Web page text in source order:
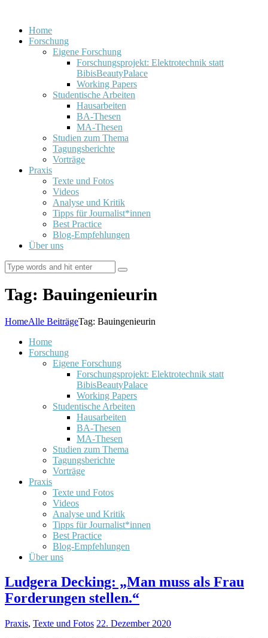
Home
Forschung
Eigene Forschung
Forschungsprojekt: Elektrotechnik statt
BibisBeautyPalace
Working Papers
Studentische Arbeiten
Hausarbeiten
BA-Thesen
MA-Thesen
Studien zum Thema
Tagungsberichte
Vorträge
Praxis
Texte und Fotos
Videos
Analyse und Kritik
Tipps für Journalist*innen
Best Practice
Blog-Empfehlungen
Über uns
Tag: Bauingenieurin
HomeAlle BeiträgeTag: Bauingenieurin
Home
Forschung
Eigene Forschung
Forschungsprojekt: Elektrotechnik statt
BibisBeautyPalace
Working Papers
Studentische Arbeiten
Hausarbeiten
BA-Thesen
MA-Thesen
Studien zum Thema
Tagungsberichte
Vorträge
Praxis
Texte und Fotos
Videos
Analyse und Kritik
Tipps für Journalist*innen
Best Practice
Blog-Empfehlungen
Über uns
Ludgera Decking: „Man muss als Frau
Forderungen stellen.“
Praxis, Texte und Fotos 22. Dezember 2020